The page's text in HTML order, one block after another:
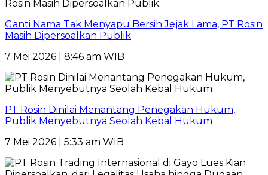
Ganti Nama Tak Menyapu Bersih Jejak Lama, PT Rosin
Masih Dipersoalkan Publik
7 Mei 2026 | 8:46 am WIB
PT Rosin Dinilai Menantang Penegakan Hukum,
Publik Menyebutnya Seolah Kebal Hukum
7 Mei 2026 | 5:33 am WIB